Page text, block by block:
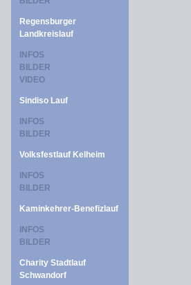
Regensburger
Landkreislauf
INFOS
BILDER
VIDEO
Sindiso Lauf
INFOS
BILDER
Volksfestlauf Kelheim
INFOS
BILDER
Kaminkehrer-Benefizlauf
INFOS
BILDER
Charity Stadtlauf
Schwandorf